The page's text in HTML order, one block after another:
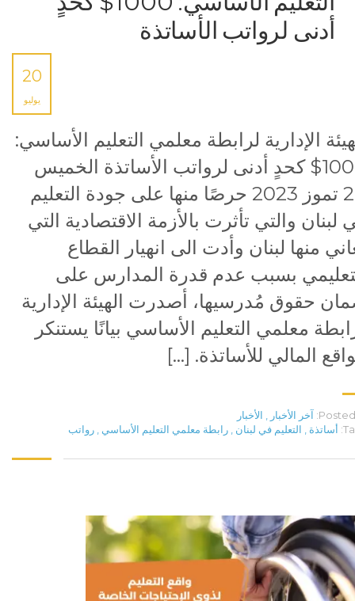
أدنى لرواتب الأساتذة
20
يوليو
الإدارية لرابطة معلمي التعليم الأساسي:
1000$ كحدٍ أدنى لرواتب الأساتذة الخميس
20 تموز 2023 حرصًا منها على جودة التعليم
لبنان والتي تأثرت بالأزمة الاقتصادية التي
منها لبنان وأدت الى انهيار القطاع
بسبب عدم قدرة المدارس على
حقوق مُدرسيها، أصدرت الهيئة الإدارية
معلمي التعليم الأساسي بيانًا يستنكر
المالي للأساتذة. […]
Posted آخر الأخبار
الأخبار
أساتذة التعليم في لبنان رابطة معلمي التعليم الأساسي رواتب